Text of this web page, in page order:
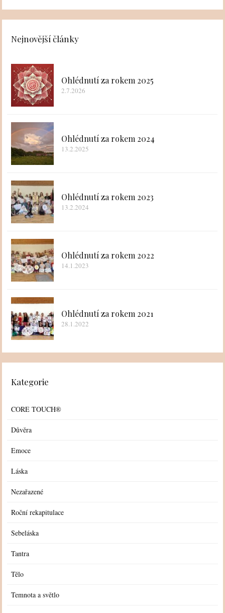
Nejnovější články
Ohlédnutí za rokem 2025
2.7.2026
Ohlédnutí za rokem 2024
13.2.2025
Ohlédnutí za rokem 2023
13.2.2024
Ohlédnutí za rokem 2022
14.1.2023
Ohlédnutí za rokem 2021
28.1.2022
Kategorie
CORE TOUCH®
Důvěra
Emoce
Láska
Nezařazené
Roční rekapitulace
Sebeláska
Tantra
Tělo
Temnota a světlo